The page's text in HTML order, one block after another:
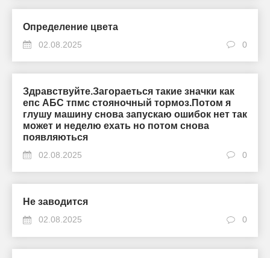
Определение цвета
02.08.2025 0
Здравствуйте.Загораеться такие значки как
епс АБС тпмс стояночный тормоз.Потом я
глушу машину снова запускаю ошибок нет так
может и неделю ехать но потом снова
появляються
02.08.2025 0
Не заводится
02.08.2025 0